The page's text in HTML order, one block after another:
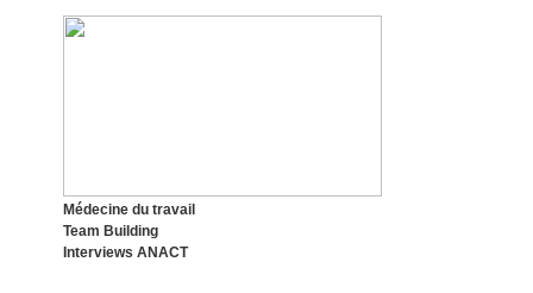
Médecine du travail
Team Building
Interviews ANACT